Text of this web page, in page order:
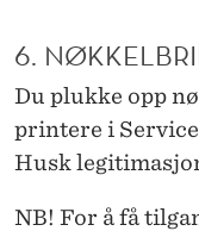
6.
Du plukke opp
printere i
Husk
NB! For å få